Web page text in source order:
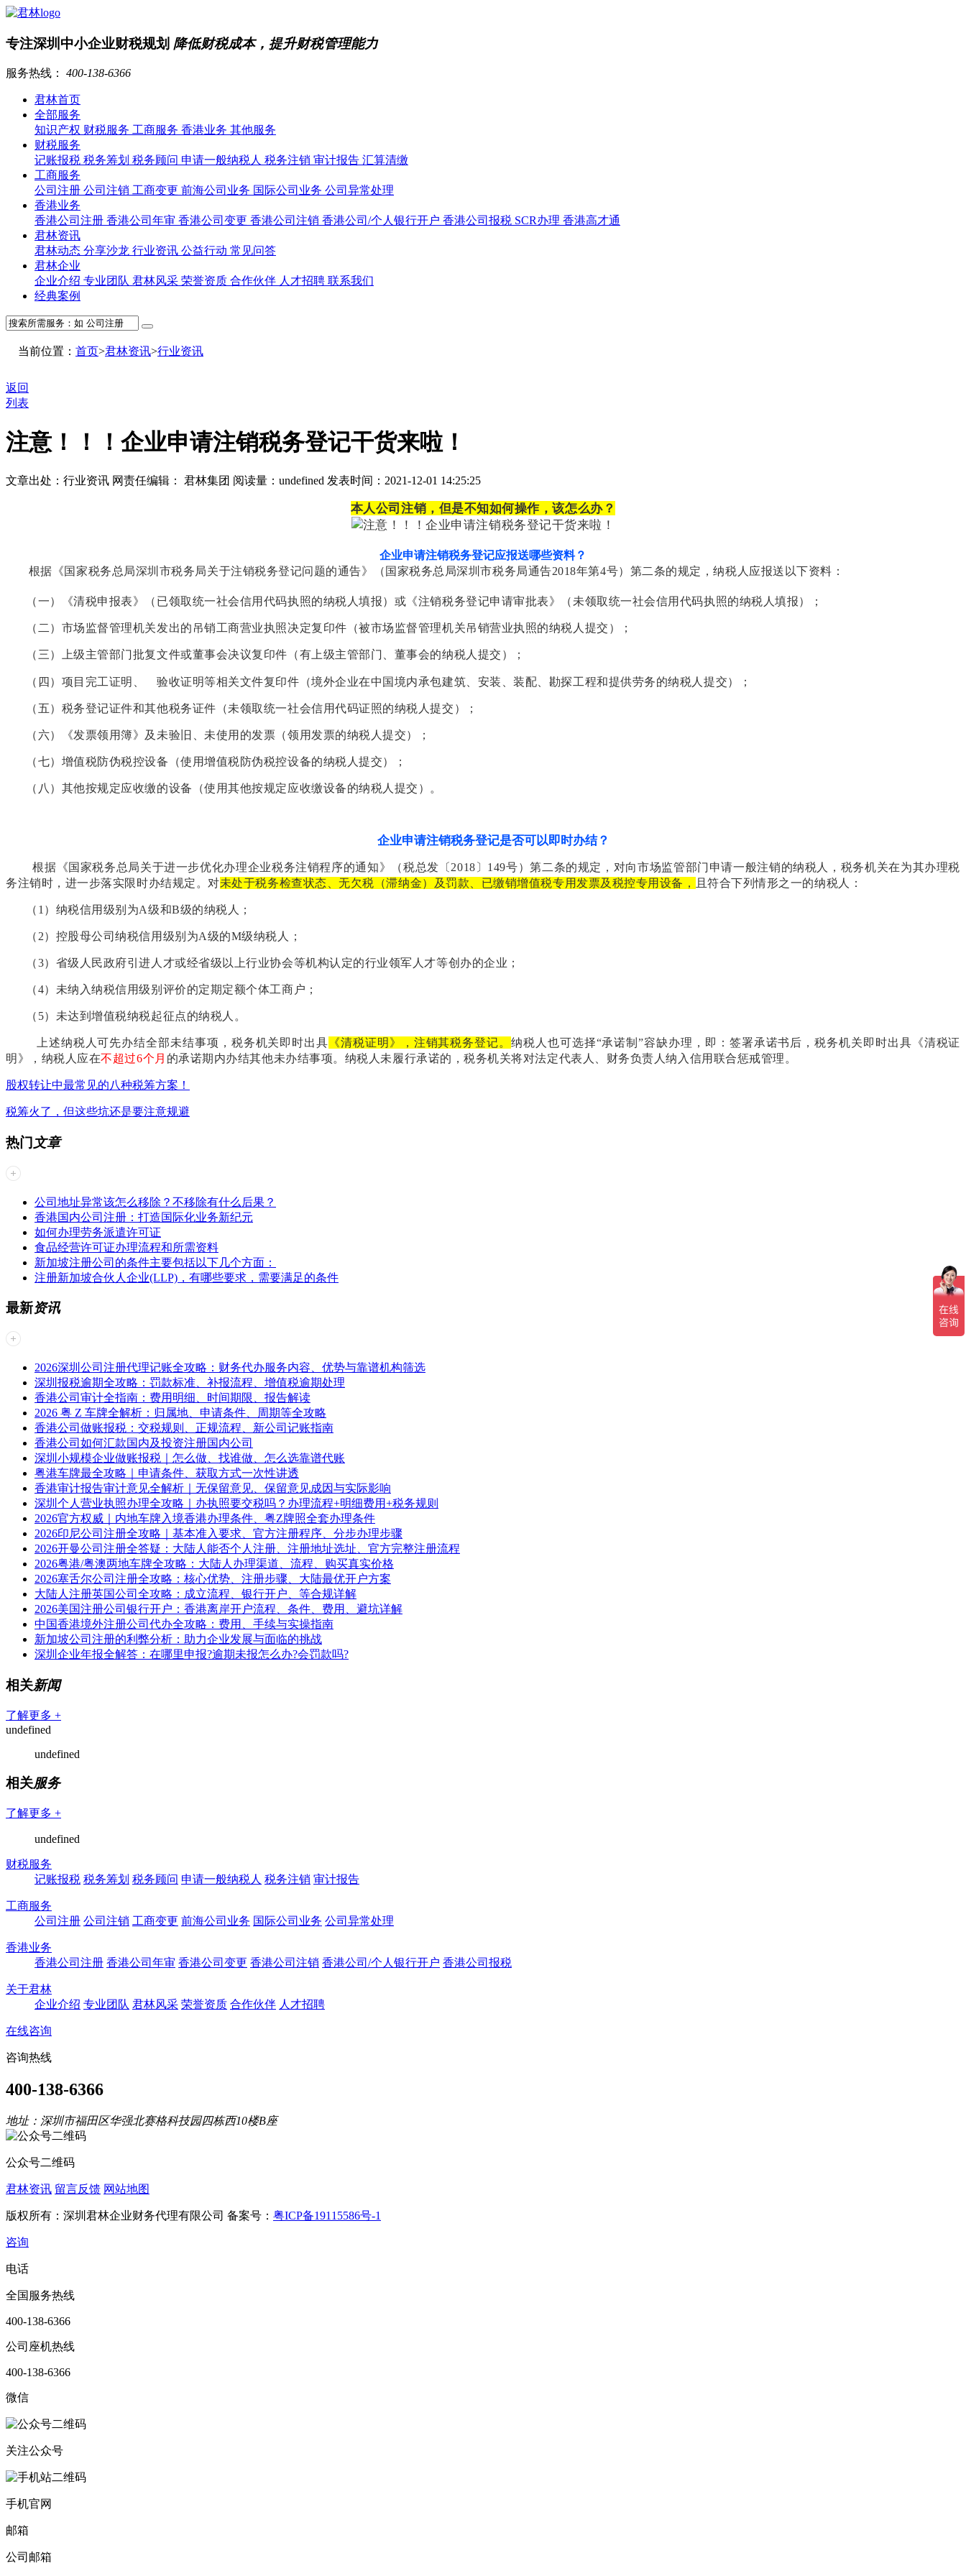
专注深圳中小企业财税规划 降低财税成本，提升财税管理能力
服务热线： 400-138-6366
君林首页
全部服务
知识产权 财税服务 工商服务 香港业务 其他服务
财税服务
记账报税 税务筹划 税务顾问 申请一般纳税人 税务注销 审计报告 汇算清缴
工商服务
公司注册 公司注销 工商变更 前海公司业务 国际公司业务 公司异常处理
香港业务
香港公司注册 香港公司年审 香港公司变更 香港公司注销 香港公司/个人银行开户 香港公司报税 SCR办理 香港高才通
君林资讯
君林动态 分享沙龙 行业资讯 公益行动 常见问答
君林企业
企业介绍 专业团队 君林风采 荣誉资质 合作伙伴 人才招聘 联系我们
经典案例
当前位置： 首页>君林资讯>行业资讯
返回
列表
注意！！！企业申请注销税务登记干货来啦！
文章出处：行业资讯 网责任编辑： 君林集团 阅读量： undefined 发表时间：2021-12-01 14:25:25
本人公司注销，但是不知如何操作，该怎么办？
企业申请注销税务登记应报送哪些资料？
根据《国家税务总局深圳市税务局关于注销税务登记问题的通告》（国家税务总局深圳市税务局通告2018年第4号）第二条的规定，纳税人应报送以下资料：
（一）《清税申报表》（已领取统一社会信用代码执照的纳税人填报）或《注销税务登记申请审批表》（未领取统一社会信用代码执照的纳税人填报）；
（二）市场监督管理机关发出的吊销工商营业执照决定复印件（被市场监督管理机关吊销营业执照的纳税人提交）；
（三）上级主管部门批复文件或董事会决议复印件（有上级主管部门、董事会的纳税人提交）；
（四）项目完工证明、 验收证明等相关文件复印件（境外企业在中国境内承包建筑、安装、装配、勘探工程和提供劳务的纳税人提交）；
（五）税务登记证件和其他税务证件（未领取统一社会信用代码证照的纳税人提交）；
（六）《发票领用簿》及未验旧、未使用的发票（领用发票的纳税人提交）；
（七）增值税防伪税控设备（使用增值税防伪税控设备的纳税人提交）；
（八）其他按规定应收缴的设备（使用其他按规定应收缴设备的纳税人提交）。
企业申请注销税务登记是否可以即时办结？
根据《国家税务总局关于进一步优化办理企业税务注销程序的通知》（税总发〔 2018〕149号）第二条的规定，对向市场监管部门申请一般注销的纳税人，税务机关在为其办理税
务注销时，进一步落实限时办结规定。对未处于税务检查状态、无欠税（滞纳金）及罚款、已缴销增值税专用发票及税控专用设备， 且符合下列情形之一的纳税人：
（1）纳税信用级别为A级和B级的纳税人；
（2）控股母公司纳税信用级别为A级的M级纳税人；
（3）省级人民政府引进人才或经省级以上行业协会等机构认定的行业领军人才等创办的企业；
（4）未纳入纳税信用级别评价的定期定额个体工商户；
（5）未达到增值税纳税起征点的纳税人。
上述纳税人可先办结全部未结事项，税务机关即时出具 《清税证明》 ，注销其税务登记。纳税人也可选择“承诺制”容缺办理，即：签署承诺书后，税务机关即时出具《清税证
明》，纳税人应在不超过6个月 的承诺期内办结其他未办结事项。纳税人未履行承诺的，税务机关将对法定代表人、财务负责人纳入信用联合惩戒管理。
股权转让中最常见的八种税筹方案！
税筹火了，但这些坑还是要注意规避
热门 文章
公司地址异常该怎么移除？不移除有什么后果？
香港国内公司注册：打造国际化业务新纪元
如何办理劳务派遣许可证
食品经营许可证办理流程和所需资料
新加坡注册公司的条件主要包括以下几个方面：
注册新加坡合伙人企业(LLP)，有哪些要求，需要满足的条件
最新资讯
2026深圳公司注册代理记账全攻略：财务代办服务内容、优势与靠谱机构筛选
深圳报税逾期全攻略：罚款标准、补报流程、增值税逾期处理
香港公司审计全指南：费用明细、时间期限、报告解读
2026 粤 Z 车牌全解析：归属地、申请条件、周期等全攻略
香港公司做账报税：交税规则、正规流程、新公司记账指南
香港公司如何汇款国内及投资注册国内公司
深圳小规模企业做账报税｜怎么做、找谁做、怎么选靠谱代账
粤港车牌最全攻略｜申请条件、获取方式一次性讲透
香港审计报告审计意见全解析｜无保留意见、保留意见成因与实际影响
深圳个人营业执照办理全攻略｜办执照要交税吗？办理流程+明细费用+税务规则
2026官方权威｜内地车牌入境香港办理条件、粤Z牌照全套办理条件
2026印尼公司注册全攻略｜基本准入要求、官方注册程序、分步办理步骤
2026开曼公司注册全答疑：大陆人能否个人注册、注册地址选址、官方完整注册流程
2026粤港/粤澳两地车牌全攻略：大陆人办理渠道、流程、购买真实价格
2026塞舌尔公司注册全攻略：核心优势、注册步骤、大陆最优开户方案
大陆人注册英国公司全攻略：成立流程、银行开户、等合规详解
2026美国注册公司银行开户：香港离岸开户流程、条件、费用、避坑详解
中国香港境外注册公司代办全攻略：费用、手续与实操指南
新加坡公司注册的利弊分析：助力企业发展与面临的挑战
深圳企业年报全解答：在哪里申报?逾期未报怎么办?会罚款吗?
相关新闻
了解更多 +
undefined
undefined
相关服务
了解更多 +
undefined
财税服务
记账报税 税务筹划 税务顾问 申请一般纳税人 税务注销 审计报告
工商服务
公司注册 公司注销 工商变更 前海公司业务 国际公司业务 公司异常处理
香港业务
香港公司注册 香港公司年审 香港公司变更 香港公司注销 香港公司/个人银行开户 香港公司报税
关于君林
企业介绍 专业团队 君林风采 荣誉资质 合作伙伴 人才招聘
在线咨询
咨询热线
400-138-6366
地址：深圳市福田区华强北赛格科技园四栋西10楼B座
公众号二维码
君林资讯 留言反馈 网站地图
版权所有：深圳君林企业财务代理有限公司 备案号： 粤ICP备19115586号-1
咨询
电话
全国服务热线
400-138-6366
公司座机热线
400-138-6366
微信
关注公众号
手机官网
邮箱
公司邮箱